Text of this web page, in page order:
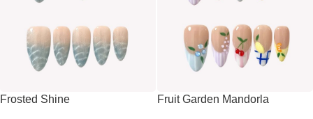
Frosted Shine Fruit Garden Mandorla